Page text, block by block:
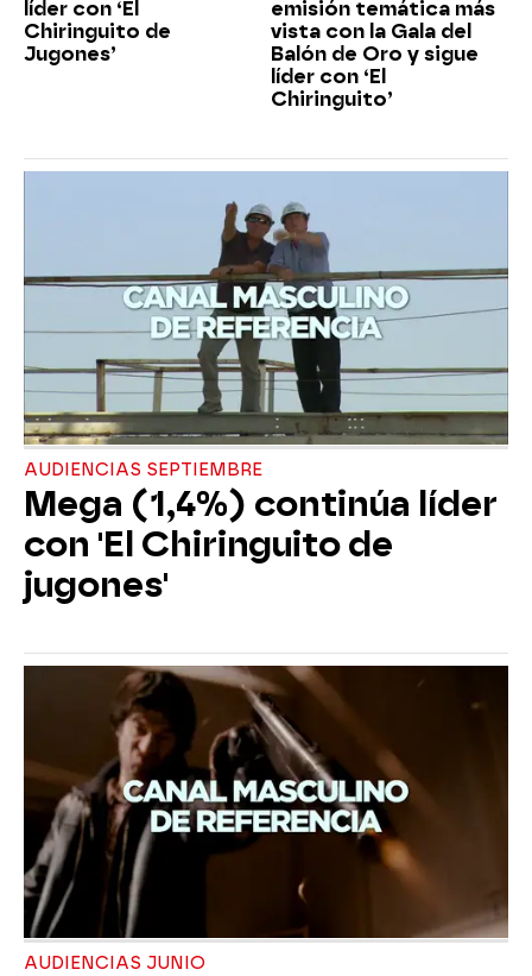
líder con ‘El
Chiringuito de
Jugones’
emisión temática más
vista con la Gala del
Balón de Oro y sigue
líder con ‘El
Chiringuito’
AUDIENCIAS SEPTIEMBRE
Mega (1,4%) continúa líder
con 'El Chiringuito de
jugones'
AUDIENCIAS JUNIO